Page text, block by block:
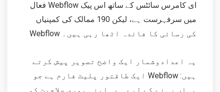
فعال Webflow ای کامرس سائٹس کے ساتھ اس پیک
میں سرفہرست ہے، لیکن 190 ممالک کی کمپنیاں
Webflow کی رسائی کا فائدہ اٹھا رہی ہیں۔
یہ اعدادوشمار ایک واضح تصویر پیش کرتے
ہیں: Webflow ایک طاقتور پلیٹ فارم ہے جو
یہاں رہنے کے لیے ہے۔ اپنی پوری صلاحیت کو